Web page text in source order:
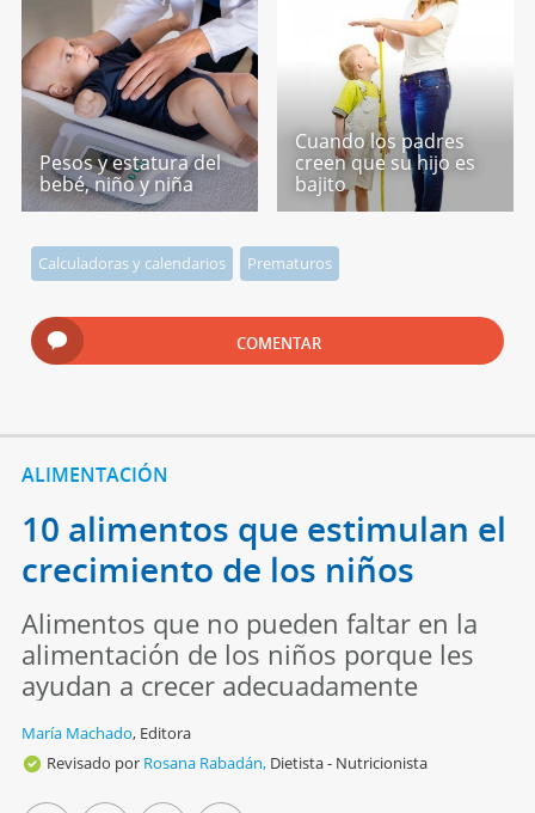
Pesos y estatura del
bebé, niño y niña
Cuando los padres
creen que su hijo es
bajito
Calculadoras y calendarios Prematuros
COMENTAR
ALIMENTACIÓN
10 alimentos que estimulan el
crecimiento de los niños
Alimentos que no pueden faltar en la
alimentación de los niños porque les
ayudan a crecer adecuadamente
María Machado, Editora
Revisado por Rosana Rabadán, Dietista - Nutricionista